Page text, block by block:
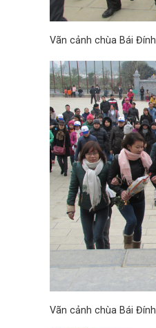
Vãn cảnh chùa Bái Đính
Vãn cảnh chùa Bái Đính